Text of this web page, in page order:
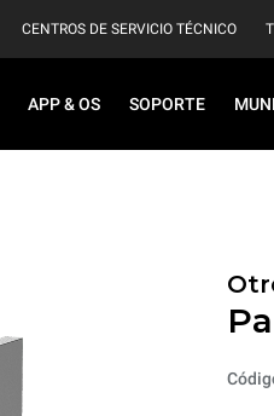
CENTROS DE SERVICIO TÉCNICO
APP & OS SOPORTE